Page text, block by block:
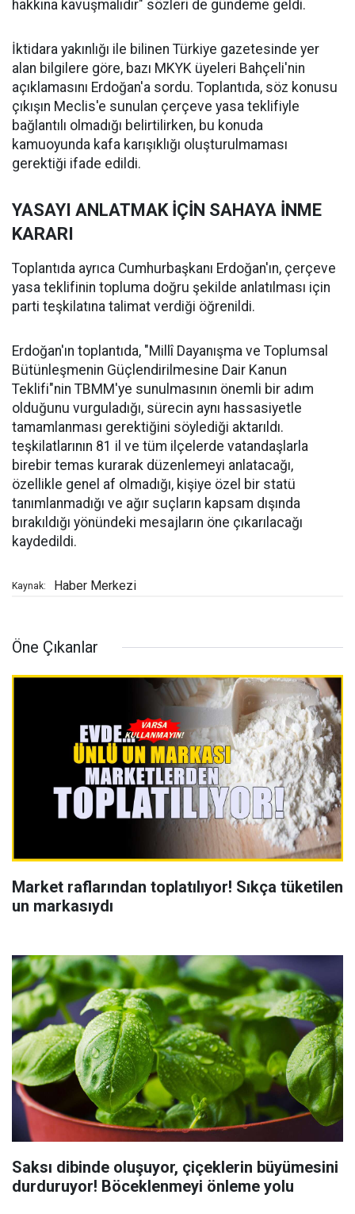
hakkına kavuşmalıdır" sözleri de gündeme geldi.
İktidara yakınlığı ile bilinen Türkiye gazetesinde yer
alan bilgilere göre, bazı MKYK üyeleri Bahçeli'nin
açıklamasını Erdoğan'a sordu. Toplantıda, söz konusu
çıkışın Meclis'e sunulan çerçeve yasa teklifiyle
bağlantılı olmadığı belirtilirken, bu konuda
kamuoyunda kafa karışıklığı oluşturulmaması
gerektiği ifade edildi.
YASAYI ANLATMAK İÇİN SAHAYA İNME
KARARI
Toplantıda ayrıca Cumhurbaşkanı Erdoğan'ın, çerçeve
yasa teklifinin topluma doğru şekilde anlatılması için
parti teşkilatına talimat verdiği öğrenildi.
Erdoğan'ın toplantıda, "Millî Dayanışma ve Toplumsal
Bütünleşmenin Güçlendirilmesine Dair Kanun
Teklifi"nin TBMM'ye sunulmasının önemli bir adım
olduğunu vurguladığı, sürecin aynı hassasiyetle
tamamlanması gerektiğini söylediği aktarıldı.
teşkilatlarının 81 il ve tüm ilçelerde vatandaşlarla
birebir temas kurarak düzenlemeyi anlatacağı,
özellikle genel af olmadığı, kişiye özel bir statü
tanımlanmadığı ve ağır suçların kapsam dışında
bırakıldığı yönündeki mesajların öne çıkarılacağı
kaydedildi.
Kaynak: Haber Merkezi
Öne Çıkanlar
Market raflarından toplatılıyor! Sıkça tüketilen
un markasıydı
Saksı dibinde oluşuyor, çiçeklerin büyümesini
durduruyor! Böceklenmeyi önleme yolu